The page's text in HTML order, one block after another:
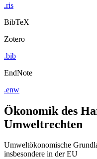
.ris
BibTeX
Zotero
.bib
EndNote
.enw
Ökonomik des
Umweltrechten
Umweltökonomische
insbesondere in der EU